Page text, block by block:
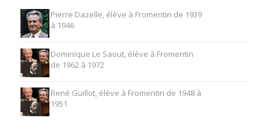
Pierre Dazelle, élève à Fromentin de 1939
à 1946
Dominique Le Saout, élève à Fromentin
de 1962 à 1972
René Guillot, élève à Fromentin de 1948 à
1951